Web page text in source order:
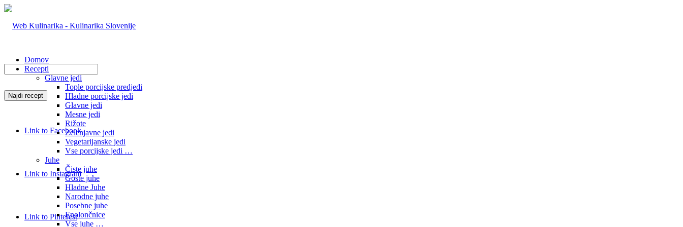
Link to Facebook
Link to Instagram
Link to Pinterest
Domov
Recepti
Glavne jedi
Tople porcijske predjedi
Hladne porcijske jedi
Glavne jedi
Mesne jedi
Rižote
Zelenjavne jedi
Vegetarijanske jedi
Vse porcijske jedi …
Juhe
Čiste juhe
Goste juhe
Hladne Juhe
Narodne juhe
Posebne juhe
Enolončnice
Vse juhe …